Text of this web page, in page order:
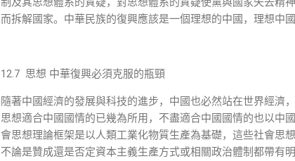
而拆解國家。中華民族的復興應該是一個理想的中國，理想中
12.7 思想 中華復興必須克服的瓶頸
隨著中國經濟的發展與科技的進步，中國也必然站在世界經濟
思想適合中國國情的已幾為所用，不盡適合中國國情的也以中
會思想理論框架是以人類工業化物質生產為基礎，這些社會思
不論是贊成還是否定資本主義生產方式或相關政治體制都帶有